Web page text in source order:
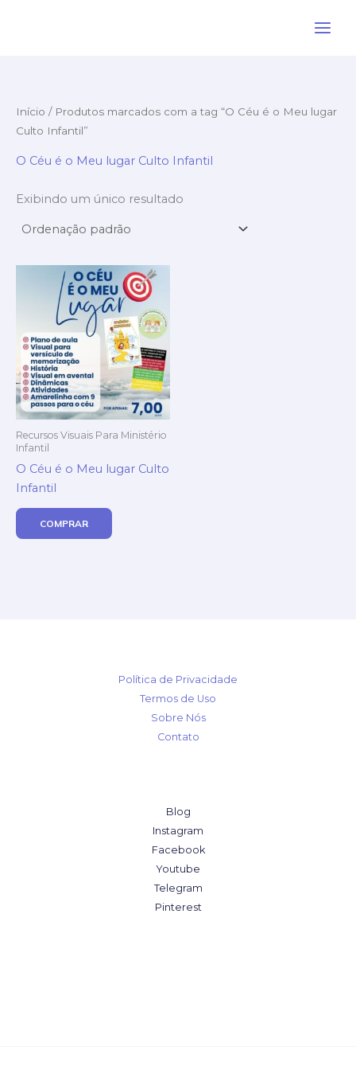
Início / Produtos marcados com a tag “O Céu é o Meu lugar
Culto Infantil”
O Céu é o Meu lugar Culto Infantil
Exibindo um único resultado
Recursos Visuais Para Ministério
Infantil
O Céu é o Meu lugar Culto
Infantil
COMPRAR
Política de Privacidade
Termos de Uso
Sobre Nós
Contato
Blog
Instagram
Facebook
Youtube
Telegram
Pinterest